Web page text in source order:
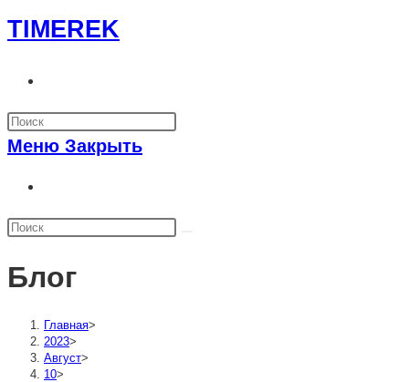
Перейти
к
TIMEREK
по
веб-
Меню Закрыть
по
сайту
Блог
Главная>
2023>
Август>
10>